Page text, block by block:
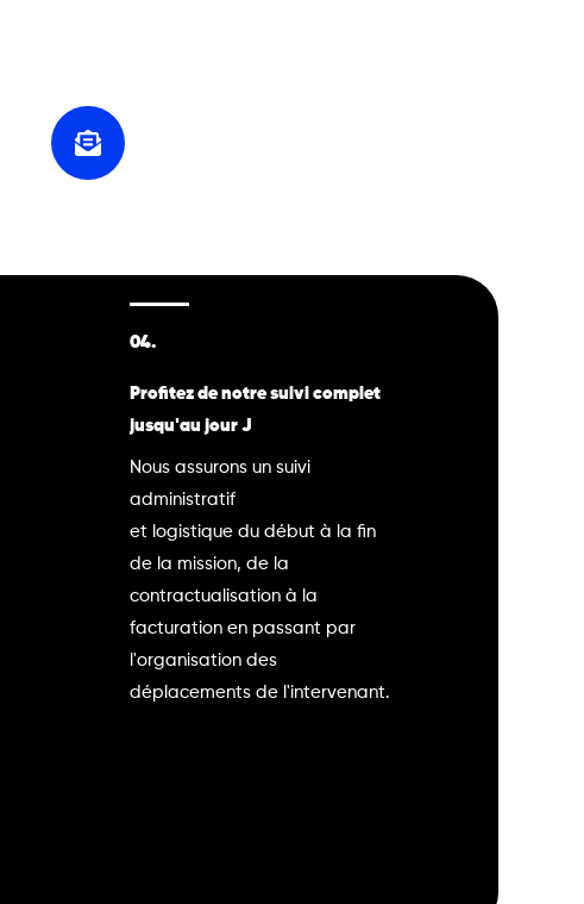
04.
Profitez de notre suivi complet
jusqu'au jour J
Nous assurons un suivi
administratif
et logistique du début à la fin
de la mission, de la
contractualisation à la
facturation en passant par
l'organisation des
déplacements de l'intervenant.